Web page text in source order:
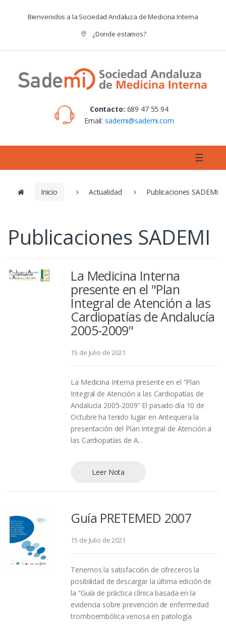
Bienvenidos a la Sociedad Andaluza de Medicina Interna
¿Donde estamos?
Contacto: 689 47 55 94
Email:sademi@sademi.com
☰
Inicio Actualidad Publicaciones SADEMI
Publicaciones SADEMI
La Medicina Interna
presente en el "Plan
Integral de Atención a las
Cardiopatías de Andalucía
2005-2009"
15 de Julio de 2021
La Medicina Interna presente en el “Plan
Integral de Atención a las Cardiopatías de
Andalucía 2005-2009” El pasado día 10 de
Octubre ha tenido lugar en Antequera la
presentación del Plan Integral de Atención a
las Cardiopatías de A...
Leer Nota
Guía PRETEMED 2007
15 de Julio de 2021
Tenemos la satisfacción de ofreceros la
posibilidad de descargar la última edición de
la “Guía de práctica clínica basada en la
evidencia sobre prevención de enfermedad
tromboembólica venosa en patología